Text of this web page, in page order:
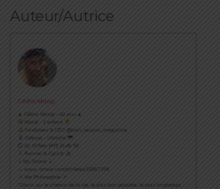
Auteur/Autrice
Cédric Masip
▲ Cédric Masip - 42 ans ▲
Marié - 1 enfant
Fondateur & CEO @trail_session_magazine
Odessa - Ukraine
⏱ 42.195km [RP] 2h46’52
Runner & Cyclist
⇣ My Strava ⇣
→ www.strava.com/athletes/18867396
Ma Philosophie
"Courir sur le chemin de la vie, le plus loin possible, le plus longtemps